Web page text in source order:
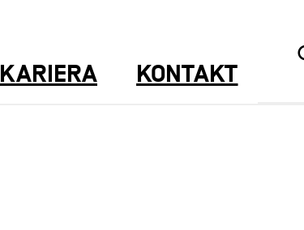
KARIERA KONTAKT